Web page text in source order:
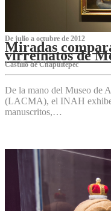
De julio a octubre de 2012
Miradas
virreinatos de
Castillo de Chapultepec
De la mano del Museo de
(LACMA), el INAH exhibe
manuscritos,…